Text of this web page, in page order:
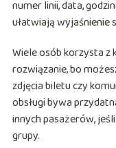
numer linii, data,
ułatwiają wyjaśnienie
Wiele osób korzysta
rozwiązanie, bo
zdjęcia biletu czy
obsługi bywa
innych pasażerów,
grupy.